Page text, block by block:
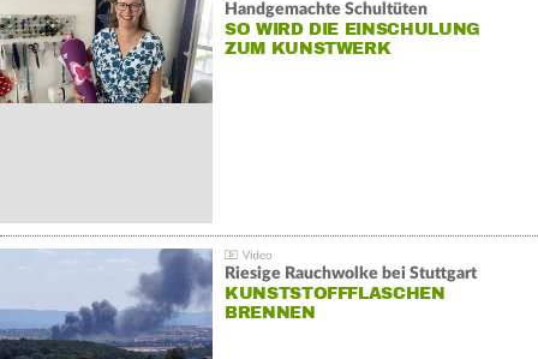
Handgemachte Schultüten
SO WIRD DIE EINSCHULUNG
ZUM KUNSTWERK
Riesige Rauchwolke bei Stuttgart
KUNSTSTOFFFLASCHEN
BRENNEN